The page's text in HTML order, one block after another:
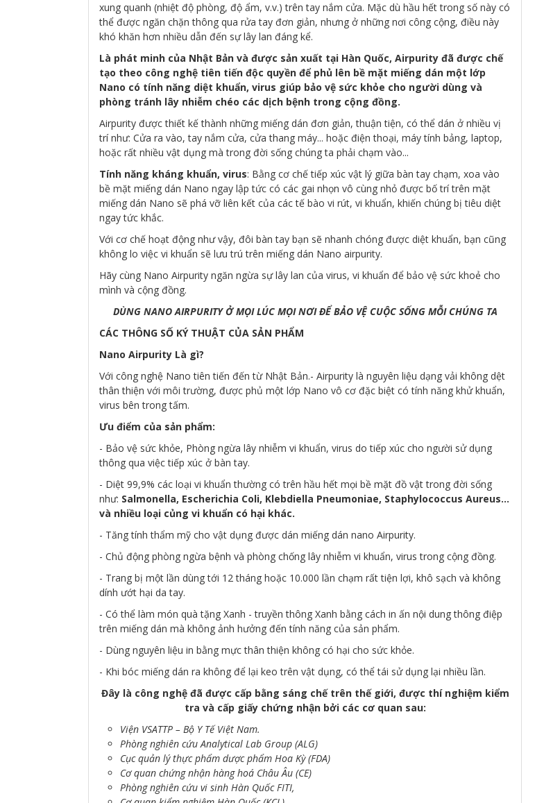
xung quanh (nhiệt độ phòng, độ ẩm, v.v.) trên tay nắm cửa. Mặc dù hầu hết trong số này có
thể được ngăn chặn thông qua rửa tay đơn giản, nhưng ở những nơi công cộng, điều này
khó khăn hơn nhiều dẫn đến sự lây lan đáng kể.
Là phát minh của Nhật Bản và được sản xuất tại Hàn Quốc, Airpurity đã được chế
tạo theo công nghệ tiên tiến độc quyền để phủ lên bề mặt miếng dán một lớp
Nano có tính năng diệt khuẩn, virus giúp bảo vệ sức khỏe cho người dùng và
phòng tránh lây nhiễm chéo các dịch bệnh trong cộng đồng.
Airpurity được thiết kế thành những miếng dán đơn giản, thuận tiện, có thể dán ở nhiều vị
trí như: Cửa ra vào, tay nắm cửa, cửa thang máy... hoặc điện thoại, máy tính bảng, laptop,
hoặc rất nhiều vật dụng mà trong đời sống chúng ta phải chạm vào...
Tính năng kháng khuẩn, virus: Bằng cơ chế tiếp xúc vật lý giữa bàn tay chạm, xoa vào
bề mặt miếng dán Nano ngay lập tức có các gai nhọn vô cùng nhỏ được bố trí trên mặt
miếng dán Nano sẽ phá vỡ liên kết của các tế bào vi rút, vi khuẩn, khiến chúng bị tiêu diệt
ngay tức khắc.
Với cơ chế hoạt động như vậy, đôi bàn tay bạn sẽ nhanh chóng được diệt khuẩn, bạn cũng
không lo việc vi khuẩn sẽ lưu trú trên miếng dán Nano airpurity.
Hãy cùng Nano Airpurity ngăn ngừa sự lây lan của virus, vi khuẩn để bảo vệ sức khoẻ cho
mình và cộng đồng.
DÙNG NANO AIRPURITY Ở MỌI LÚC MỌI NƠI ĐỂ BẢO VỆ CUỘC SỐNG MỖI CHÚNG TA
CÁC THÔNG SỐ KÝ THUẬT CỦA SẢN PHẨM
Nano Airpurity Là gì?
Với công nghệ Nano tiên tiến đến từ Nhật Bản.- Airpurity là nguyên liệu dạng vải không dệt
thân thiện với môi trường, được phủ một lớp Nano vô cơ đặc biệt có tính năng khử khuẩn,
virus bên trong tấm.
Ưu điểm của sản phẩm:
- Bảo vệ sức khỏe, Phòng ngừa lây nhiễm vi khuẩn, virus do tiếp xúc cho người sử dụng
thông qua việc tiếp xúc ở bàn tay.
- Diệt 99,9% các loại vi khuẩn thường có trên hầu hết mọi bề mặt đồ vật trong đời sống
như: Salmonella, Escherichia Coli, Klebdiella Pneumoniae, Staphylococcus Aureus...
và nhiều loại củng vi khuẩn có hại khác.
- Tăng tính thẩm mỹ cho vật dụng được dán miếng dán nano Airpurity.
- Chủ động phòng ngừa bệnh và phòng chống lây nhiễm vi khuẩn, virus trong cộng đồng.
- Trang bị một lần dùng tới 12 tháng hoặc 10.000 lần chạm rất tiện lợi, khô sạch và không
dính ướt hại da tay.
- Có thể làm món quà tặng Xanh - truyền thông Xanh bằng cách in ấn nội dung thông điệp
trên miếng dán mà không ảnh hưởng đến tính năng của sản phẩm.
- Dùng nguyên liệu in bằng mực thân thiện không có hại cho sức khỏe.
- Khi bóc miếng dán ra không để lại keo trên vật dụng, có thể tái sử dụng lại nhiều lần.
Đây là công nghệ đã được cấp bằng sáng chế trên thế giới, được thí nghiệm kiểm
tra và cấp giấy chứng nhận bởi các cơ quan sau:
Viện VSATTP – Bộ Y Tế Việt Nam.
Phòng nghiên cứu Analytical Lab Group (ALG)
Cục quản lý thực phẩm dược phẩm Hoa Kỳ (FDA)
Cơ quan chứng nhận hàng hoá Châu Âu (CE)
Phòng nghiên cứu vi sinh Hàn Quốc FITI,